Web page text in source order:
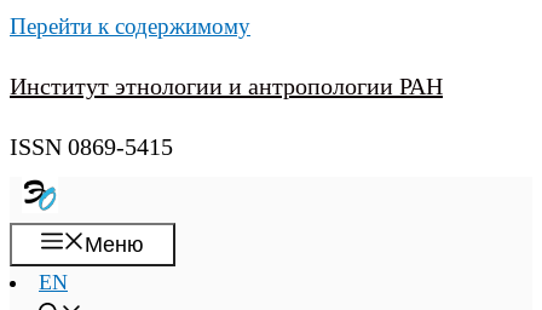
Перейти к содержимому
Институт этнологии и антропологии РАН
ISSN 0869-5415
Меню
EN